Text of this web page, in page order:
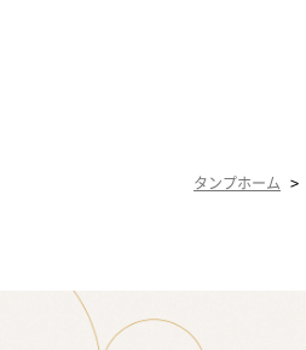
タンプホーム >